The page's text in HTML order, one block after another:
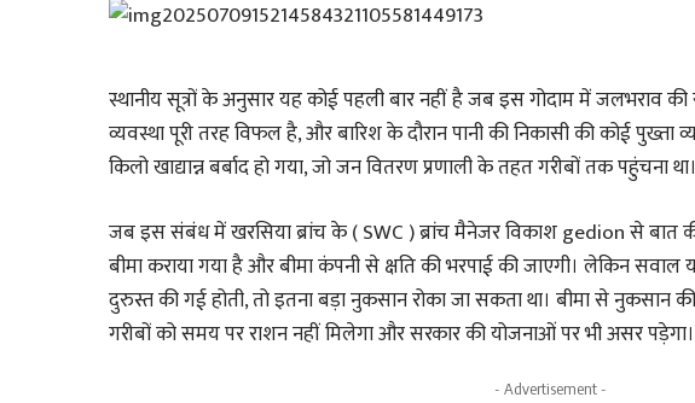
स्थानीय सूत्रों के अनुसार यह कोई पहली बार नहीं है जब इस गोदाम में जलभराव
व्यवस्था पूरी तरह विफल है, और बारिश के दौरान पानी की निकासी की कोई
किलो खाद्यान्न बर्बाद हो गया, जो जन वितरण प्रणाली के तहत गरीबों तक पहुंचना था।
जब इस संबंध में खरसिया ब्रांच के ( SWC ) ब्रांच मैनेजर विकाश gedion से बात
बीमा कराया गया है और बीमा कंपनी से क्षति की भरपाई की जाएगी। लेकिन
दुरुस्त की गई होती, तो इतना बड़ा नुकसान रोका जा सकता था। बीमा से नुकसान
गरीबों को समय पर राशन नहीं मिलेगा और सरकार की योजनाओं पर भी असर पड़ेगा।
- Advertisement -